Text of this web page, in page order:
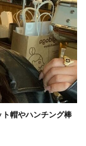
ト帽やハンチング棒